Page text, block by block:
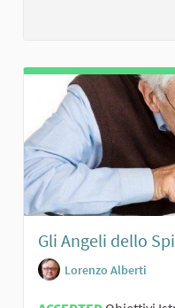
Gli Angeli dello
Lorenzo Alberti